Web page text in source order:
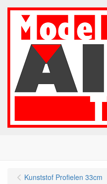
Kunststof Profielen 33cm